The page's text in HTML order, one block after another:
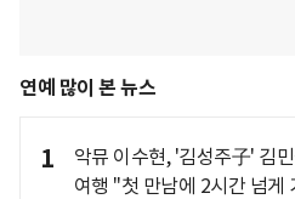
연예 많이 본 뉴스
1
악뮤 이수현, '김성주子' 김
여행 "첫 만남에 2시간 넘게